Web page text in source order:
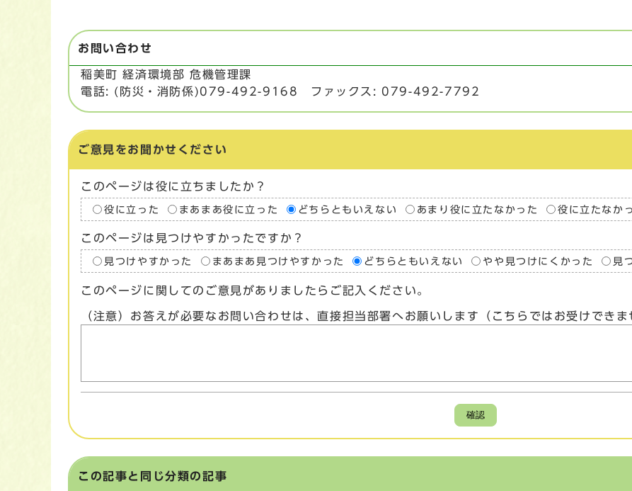
お問い合わせ
稲美町 経済環境部 危機管理課
電話: (防災・消防係)079-492-9168 ファックス: 079-492-7792
ご意見をお聞かせください
このページは役に立ちましたか？
役に立った まあまあ役に立った どちらともいえない あまり役に立たなかった 役に立たなか
このページは見つけやすかったですか？
見つけやすかった まあまあ見つけやすかった どちらともいえない やや見つけにくかった 見
このページに関してのご意見がありましたらご記入ください。
（注意）お答えが必要なお問い合わせは、直接担当部署へお願いします（こちらではお受けできま
確認
この記事と同じ分類の記事